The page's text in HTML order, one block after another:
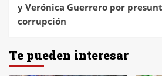
y Verónica Guerrero por
corrupción
Te pueden interesar